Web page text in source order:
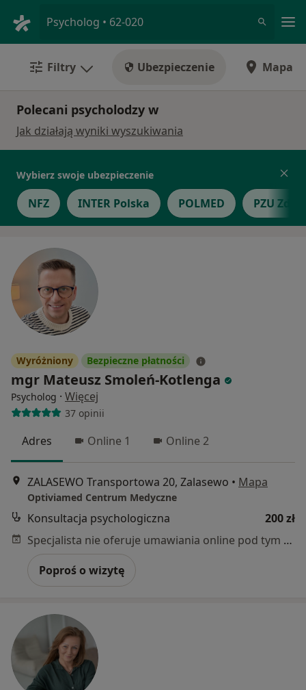
Psycholog • 62-020
Filtry Ubezpieczenie Mapa
Polecani psycholodzy w
Jak działają wyniki wyszukiwania
Wybierz swoje ubezpieczenie
NFZ INTER Polska POLMED PZU
Wyróżniony Bezpieczne płatności
mgr Mateusz Smoleń-Kotlenga
Psycholog · Więcej
37 opinii
Adres Online 1 Online 2
ZALASEWO Transportowa 20, Zalasewo • Mapa
Optiviamed Centrum Medyczne
Konsultacja psychologiczna
200 zł
Specjalista nie oferuje umawiania online pod tym adresem.
Poproś o wizytę